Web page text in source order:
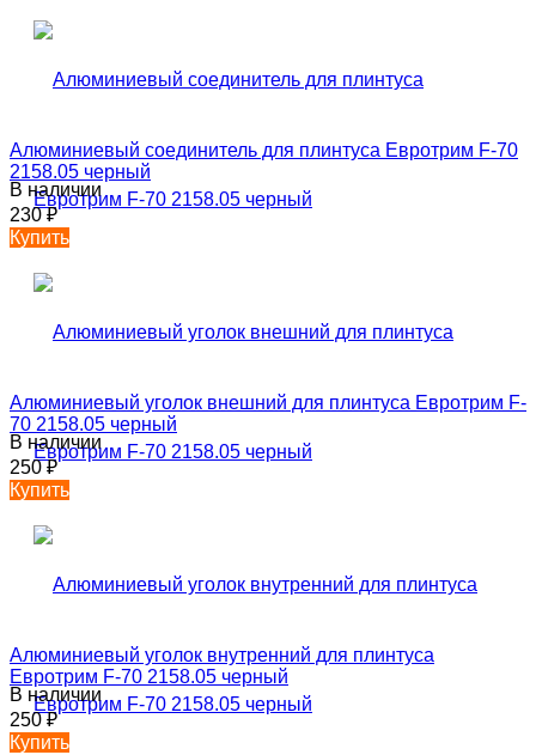
Алюминиевый соединитель для плинтуса Евротрим F-70
2158.05 черный
В наличии
230₽
Купить
Алюминиевый уголок внешний для плинтуса Евротрим F-
70 2158.05 черный
В наличии
250₽
Купить
Алюминиевый уголок внутренний для плинтуса
Евротрим F-70 2158.05 черный
В наличии
250₽
Купить